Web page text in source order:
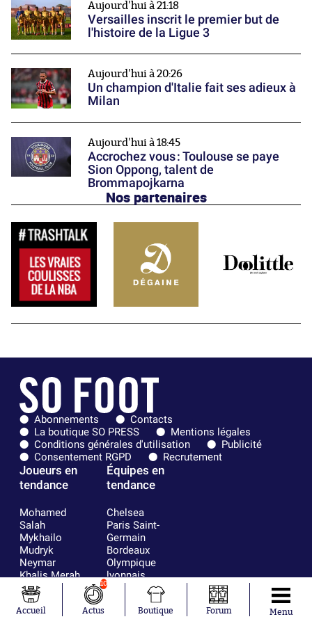
Aujourd'hui à 21:18
Versailles inscrit le premier but de
l'histoire de la Ligue 3
Aujourd'hui à 20:26
Un champion d'Italie fait ses adieux à
Milan
Aujourd'hui à 18:45
Accrochez vous : Toulouse se paye
Sion Oppong, talent de
Brommapojkarna
Nos partenaires
Abonnements
Contacts
La boutique SO PRESS
Mentions légales
Conditions générales d'utilisation
Publicité
Consentement RGPD
Recrutement
Joueurs en
tendance
Mohamed
Salah
Mykhailo
Mudryk
Neymar
Khalis Merah
Loïs Openda
Moussa
Niakhaté
Équipes en
tendance
Chelsea
Paris Saint-
Germain
Bordeaux
Olympique
lyonnais
FIFA
Real Madrid
RC Strasbourg
Accueil
10
Actus Boutique Forum Menu